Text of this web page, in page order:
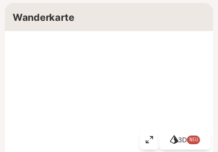
Wanderkarte
K
3D NEU